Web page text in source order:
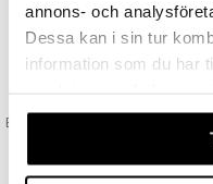
annons- och
Dessa kan i sin tur
information som du har
våra cookies vid
VAD
Vi erbjuder fri frakt från 350
utifån vilken
Beställningar lagda före 14:00